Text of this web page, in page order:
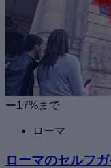
ー17%まで
ローマ
ローマのセルフ